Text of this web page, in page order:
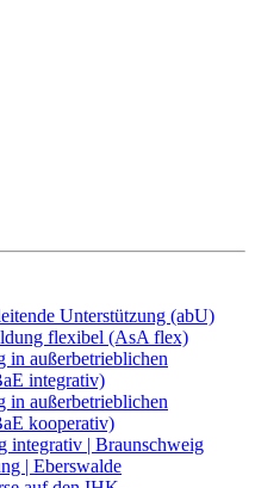
Unterstützung (abU)
flexibel (AsA flex)
in außerbetrieblichen
integrativ)
in außerbetrieblichen
kooperativ)
integrativ | Braunschweig
| Eberswalde